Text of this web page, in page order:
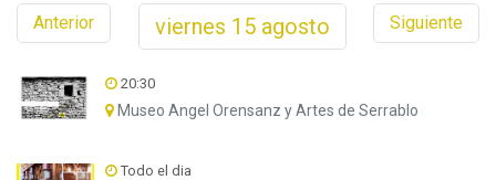
Anterior viernes 15 agosto Siguiente
20:30
Museo Angel Orensanz y Artes de Serrablo
Todo el dia